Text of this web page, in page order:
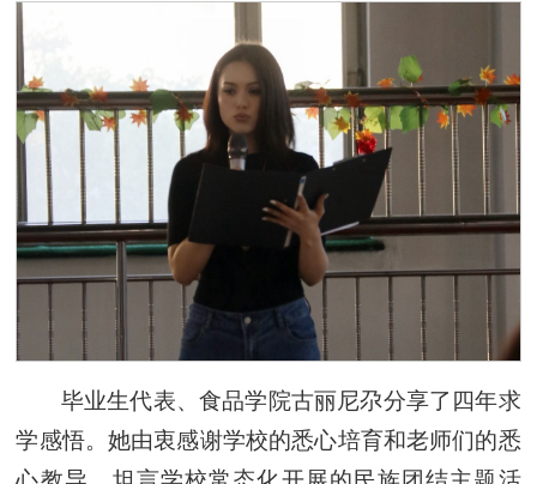
毕业生代表、食品学院古丽尼尕分享了四年求
学感悟。她由衷感谢学校的悉心培育和老师们的悉